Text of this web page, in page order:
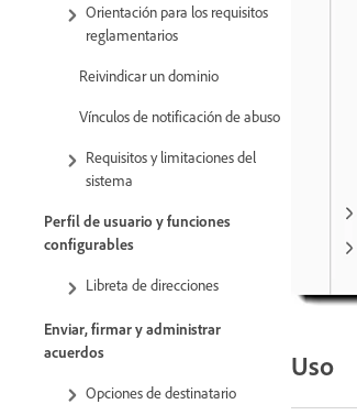
Orientación para los requisitos
reglamentarios
Reivindicar un dominio
Vínculos de notificación de abuso
Requisitos y limitaciones del
sistema
Perfil de usuario y funciones
configurables
Libreta de direcciones
Enviar, firmar y administrar
acuerdos
Opciones de destinatario
Uso